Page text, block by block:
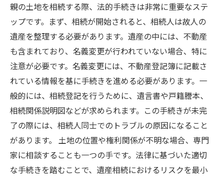
親の土地を相続する際、法的手続きは非常に重要なステ
ップです。まず、相続が開始されると、相続人は故人の
遺産を整理する必要があります。遺産の中には、不動産
も含まれており、名義変更が行われていない場合、特に
注意が必要です。名義変更には、不動産登記簿に記載さ
れている情報を基に手続きを進める必要があります。一
般的には、相続登記を行うために、遺言書や戸籍謄本、
相続関係説明図などが求められます。この手続きが未完
了の際には、相続人同士でのトラブルの原因になること
があります。 土地の位置や権利関係が不明な場合、専門
家に相談することも一つの手です。法律に基づいた適切
な手続きを踏むことで、遺産相続におけるリスクを最小